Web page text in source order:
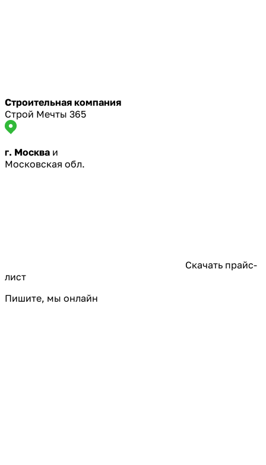
Строительная компания
Строй Мечты 365
г. Москва и
Московская обл.
Скачать прайс-
лист
Пишите, мы онлайн